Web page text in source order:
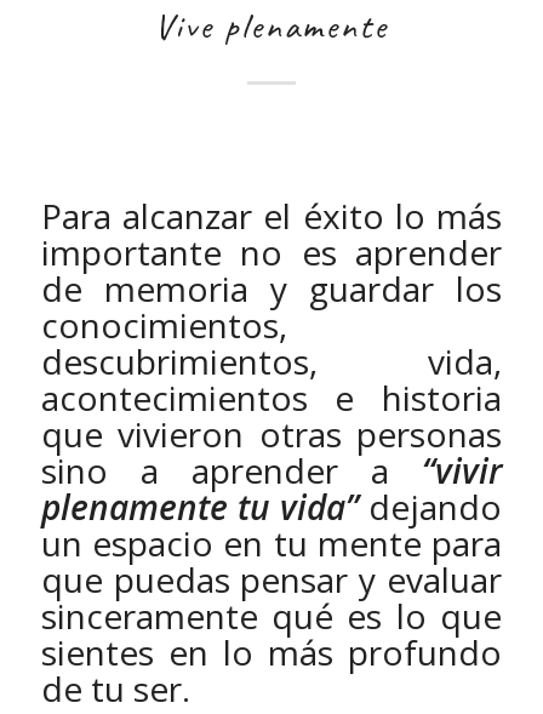
Vive plenamente
Para alcanzar el éxito lo más
importante no es aprender
de memoria y guardar los
conocimientos,
descubrimientos, vida,
acontecimientos e historia
que vivieron otras personas
sino a aprender a “vivir
plenamente tu vida”dejando
un espacio en tu mente para
que puedas pensar y evaluar
sinceramente qué es lo que
sientes en lo más profundo
de tu ser.